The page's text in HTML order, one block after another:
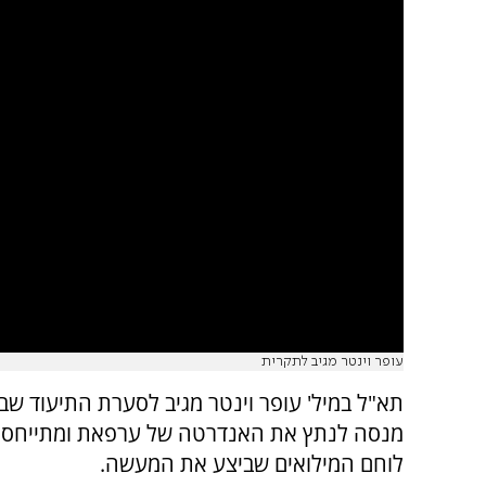
עופר וינטר מגיב לתקרית
תא"ל במיל' עופר וינטר מגיב לסערת התיעוד
מנסה לנתץ את האנדרטה של ערפאת
לוחם המילואים שביצע את המעשה.